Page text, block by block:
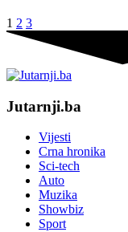
1 2 3
Jutarnji.ba
Vijesti
Crna hronika
Sci-tech
Auto
Muzika
Showbiz
Sport